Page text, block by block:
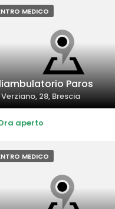
MEDICO
Paros
28, Brescia
aperto
MEDICO